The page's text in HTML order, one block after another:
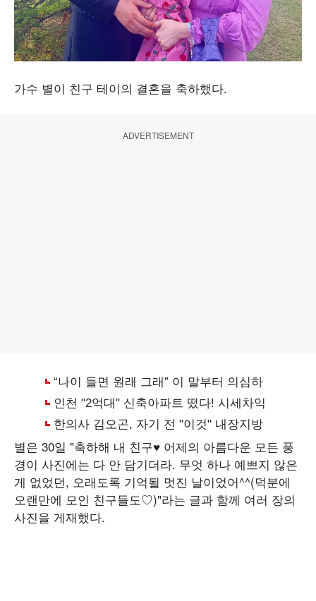
가수 별이 친구 테이의 결혼을 축하했다.
ADVERTISEMENT
별은 30일 "축하해 내 친구♥ 어제의 아름다운 모든 풍
경이 사진에는 다 안 담기더라. 무엇 하나 예쁘지 않은
게 없었던, 오래도록 기억될 멋진 날이었어^^(덕분에
오랜만에 모인 친구들도♡)"라는 글과 함께 여러 장의
사진을 게재했다.